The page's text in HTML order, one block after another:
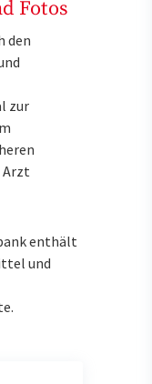
Fotos
den
zur
Arzt
enthält
und